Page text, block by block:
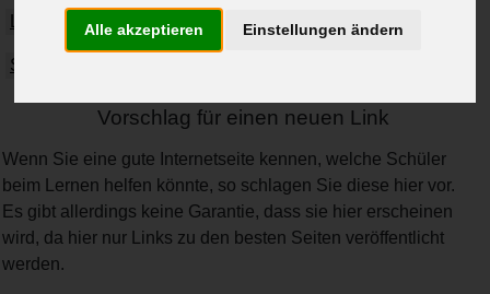
Alle akzeptieren Einstellungen ändern
Mathematik Physik Religion
Spanisch
Vorschlag für einen neuen Link
Wenn Sie eine gute Internetseite kennen, welche Schüler
beim Lernen helfen könnte, so schlagen Sie diese hier vor.
Es gibt allerdings keine Garantie, dass sie hier erscheinen
wird, da hier nur Links zu den besten Seiten veröffentlicht
werden.